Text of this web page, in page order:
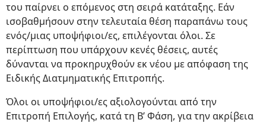
του παίρνει ο επόμενος στη σειρά κατάταξης. Εάν
ισοβαθμήσουν στην τελευταία θέση παραπάνω τους
ενός/μιας υποψήφιοι/ες, επιλέγονται όλοι. Σε
περίπτωση που υπάρχουν κενές θέσεις, αυτές
δύνανται να προκηρυχθούν εκ νέου με απόφαση της
Ειδικής Διατμηματικής Επιτροπής.
Όλοι οι υποψήφιοι/ες αξιολογούνται από την
Επιτροπή Επιλογής, κατά τη Β’ Φάση, για την ακρίβεια